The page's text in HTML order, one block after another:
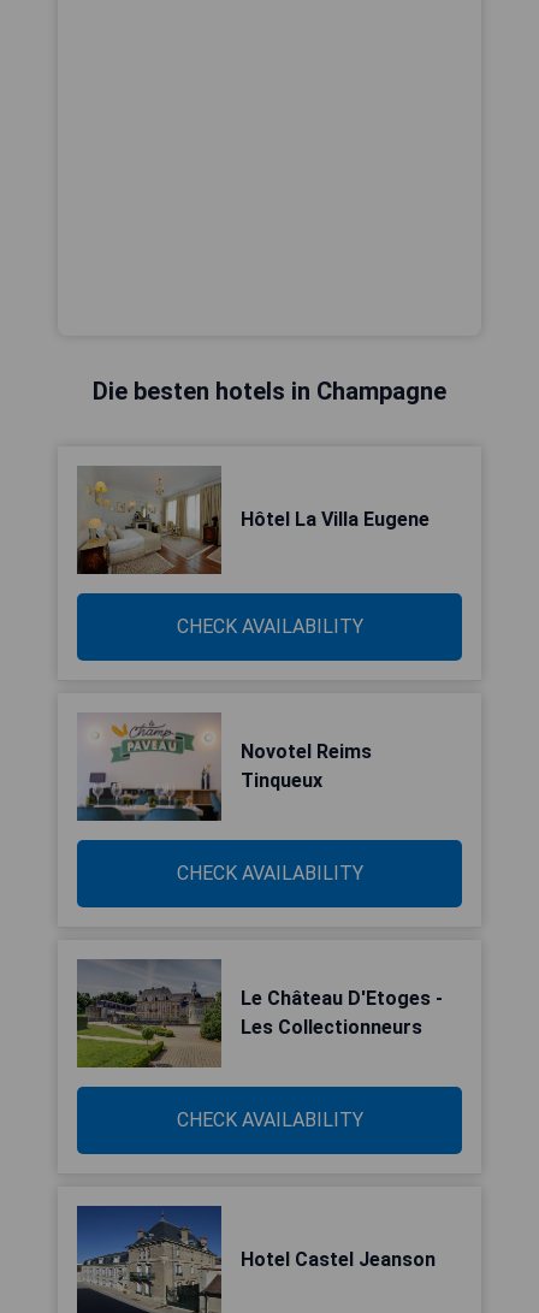
Die besten hotels in Champagne
Hôtel La Villa Eugene
CHECK AVAILABILITY
Novotel Reims
Tinqueux
CHECK AVAILABILITY
Le Château D'Etoges -
Les Collectionneurs
CHECK AVAILABILITY
Hotel Castel Jeanson